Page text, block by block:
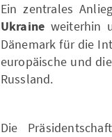
Ein zentrales
Ukraine weiterhin
Dänemark für die
europäische und
Russland.
Die